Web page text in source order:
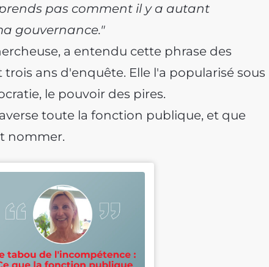
pas comment il y a autant
gouvernance."
a entendu cette phrase des
ans d'enquête. Elle l'a popularisé sous
le pouvoir des pires.
toute la fonction publique, et que
nommer.